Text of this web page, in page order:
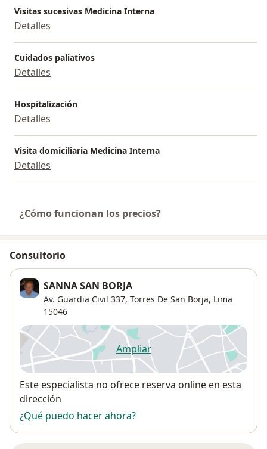
Visitas sucesivas Medicina Interna
Detalles
Cuidados paliativos
Detalles
Hospitalización
Detalles
Visita domiciliaria Medicina Interna
Detalles
¿Cómo funcionan los precios?
Consultorio
SANNA SAN BORJA
Av. Guardia Civil 337, Torres De San Borja, Lima
15046
Ampliarse abre en una nueva
Disponibilidad
Este especialista no ofrece reserva online en esta
dirección
¿Qué puedo hacer ahora?